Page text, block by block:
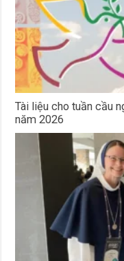
Tài liệu cho tuần cầu
năm 2026